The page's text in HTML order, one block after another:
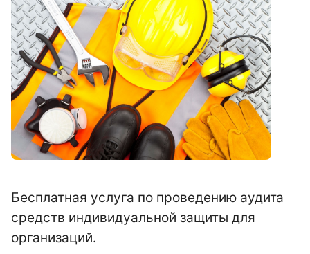
Бесплатная услуга по проведению аудита
средств индивидуальной защиты для
организаций.